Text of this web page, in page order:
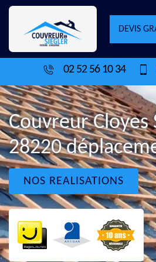
DEVIS
02 52 56 10 34
Couvreur Cloyes
28220
NOS REALISATIONS